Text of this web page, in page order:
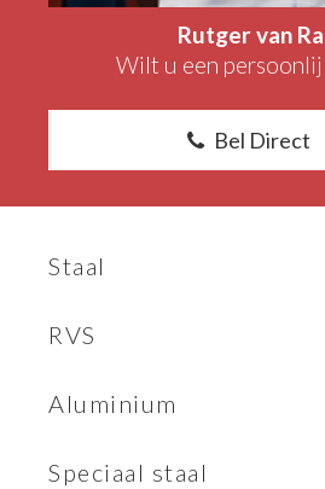
Rutger van
Wilt u een
Bel Direct
Staal
RVS
Aluminium
Speciaal staal